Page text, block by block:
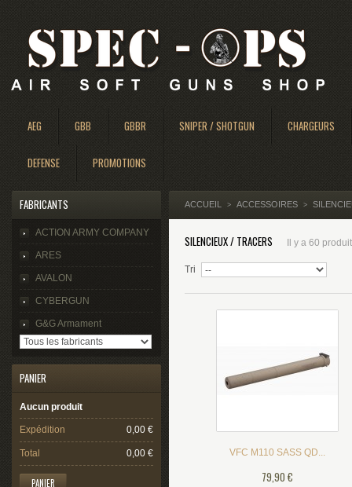
AEG GBB GBBR SNIPER / SHOTGUN CHARGEURS
DEFENSE PROMOTIONS
FABRICANTS
ACTION ARMY COMPANY
ARES
AVALON
CYBERGUN
G&G Armament
PANIER
Aucun produit
Expédition 0,00 €
Total 0,00 €
PANIER
ACCUEIL > ACCESSOIRES >
SILENCIEUX / TRACERS Il y a 60
Tri
VFC M110 SASS QD...
79,90 €